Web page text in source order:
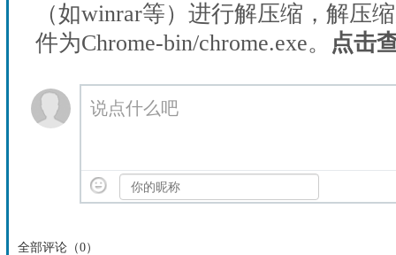
（如winrar等）进行解压缩，解压
件为Chrome-bin/chrome.exe。
点击
说点什么吧
全部评论（0）